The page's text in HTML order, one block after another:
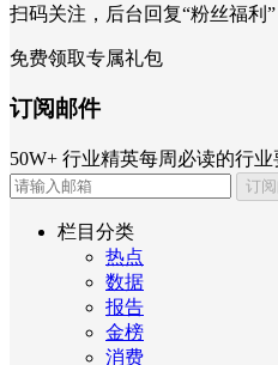
扫码关注，后台回复“粉丝福利”
免费领取专属礼包
订阅邮件
50W+ 行业精英每周必读的行
订
栏目分类
热点
数据
报告
金榜
消费